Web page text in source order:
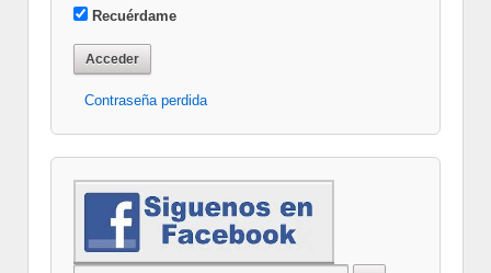
Recuérdame
Contraseña perdida